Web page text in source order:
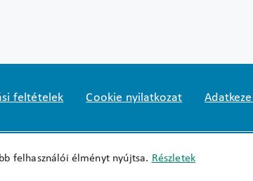
felhasználói élményt nyújtsa. Részletek
feltételek Cookie nyilatkozat
okfo@okfo.gov.hu +361 356 1522